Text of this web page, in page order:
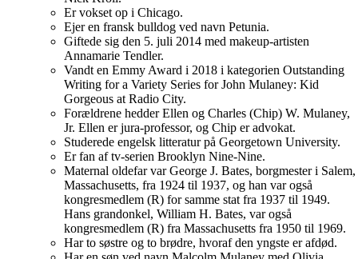
Er vokset op i Chicago.
Ejer en fransk bulldog ved navn Petunia.
Giftede sig den 5. juli 2014 med makeup-artisten
Annamarie Tendler.
Vandt en Emmy Award i 2018 i kategorien Outstanding
Writing for a Variety Series for John Mulaney: Kid
Gorgeous at Radio City.
Forældrene hedder Ellen og Charles (Chip) W. Mulaney,
Jr. Ellen er jura-professor, og Chip er advokat.
Studerede engelsk litteratur på Georgetown University.
Er fan af tv-serien Brooklyn Nine-Nine.
Maternal oldefar var George J. Bates, borgmester i Salem,
Massachusetts, fra 1924 til 1937, og han var også
kongresmedlem (R) for samme stat fra 1937 til 1949.
Hans grandonkel, William H. Bates, var også
kongresmedlem (R) fra Massachusetts fra 1950 til 1969.
Har to søstre og to brødre, hvoraf den yngste er afdød.